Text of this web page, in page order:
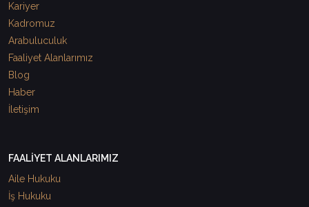
Kariyer
Kadromuz
Arabuluculuk
Faaliyet Alanlarımız
Blog
Haber
İletişim
FAALİYET ALANLARIMIZ
Aile Hukuku
İş Hukuku